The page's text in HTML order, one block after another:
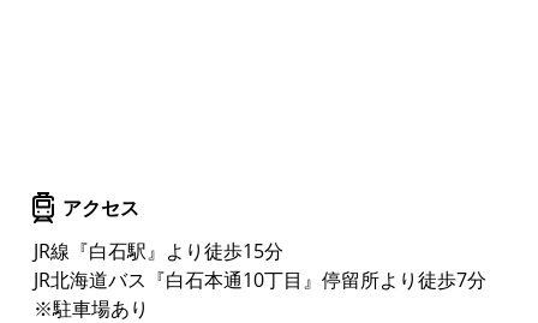
アクセス
JR線『白石駅』より徒歩15分
JR北海道バス『白石本通10丁目』停留所より徒歩7分
※駐車場あり